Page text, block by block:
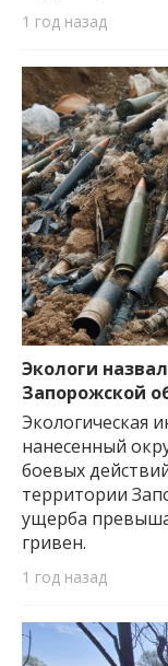
1 год назад
Экологи
Запорожской
Экологическая
нанесенный
боевых
территории
ущерба
гривен.
1 год назад